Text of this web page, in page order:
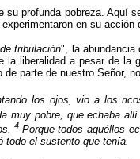
su profunda pobreza. Aquí
en su acción
tribulación", la abundancia
la liberalidad a pesar de la
de parte de nuestro Señor,
los ojos, vio a los
muy pobre, que echaba
4 Porque todos aquéllos
todo el sustento que tenía.